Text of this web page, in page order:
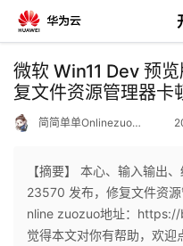
返
回
个
微软 Win11 Dev 预
复文件资源管理器卡
简简单单Onlinezuozuo
【摘要】 本心、输入输出
23570 发布，修复文件资
nline zuozuo地址：
觉得本文对你有帮助，欢迎